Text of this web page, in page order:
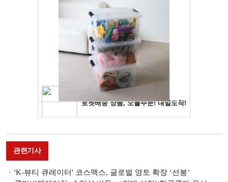
관련기사
'K-뷰티 큐레이터' 코스맥스, 글로벌 영토 확장 ‘선봉’